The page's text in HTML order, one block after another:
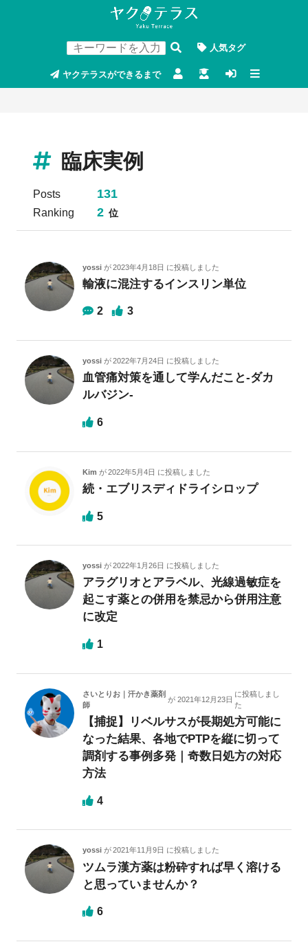
人気タグ
ヤクテラスができるまで
臨床実例
Posts 131
Ranking 2 位
yossi が 2023年4月18日 に投稿しました
輸液に混注するインスリン単位
2 3
yossi が 2022年7月24日 に投稿しました
血管痛対策を通して学んだこと-ダカ
ルバジン-
6
Kim が 2022年5月4日 に投稿しました
続・エブリスディドライシロップ
5
yossi が 2022年1月26日 に投稿しました
アラグリオとアラベル、光線過敏症を
起こす薬との併用を禁忌から併用注意
に改定
1
さいとりお｜汗かき薬剤
師
が 2021年12月23日
に投稿しまし
た
【捕捉】リベルサスが長期処方可能に
なった結果、各地でPTPを縦に切って
調剤する事例多発｜奇数日処方の対応
方法
4
yossi が 2021年11月9日 に投稿しました
ツムラ漢方薬は粉砕すれば早く溶ける
と思っていませんか？
6